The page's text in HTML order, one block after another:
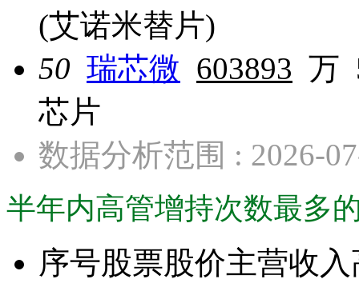
(艾诺米替片)
50 瑞芯微 603893 万
芯片
数据分析范围 : 2026-
半年内高管增持次数最多的
序号股票股价主营收入